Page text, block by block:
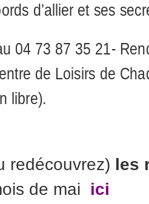
d’allier et ses
04 73 87 35 21-
de Loisirs de
libre).
redécouvrez) les
de mai ici